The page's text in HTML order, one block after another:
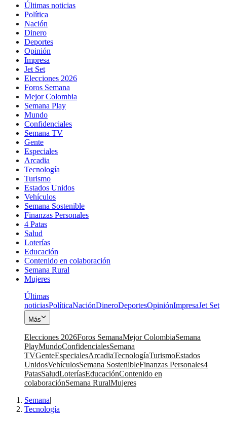
Últimas noticias
Política
Nación
Dinero
Deportes
Opinión
Impresa
Jet Set
Elecciones 2026
Foros Semana
Mejor Colombia
Semana Play
Mundo
Confidenciales
Semana TV
Gente
Especiales
Arcadia
Tecnología
Turismo
Estados Unidos
Vehículos
Semana Sostenible
Finanzas Personales
4 Patas
Salud
Loterías
Educación
Contenido en colaboración
Semana Rural
Mujeres
Últimas
noticiasPolíticaNaciónDineroDeportesOpiniónImpresaJet Set
Más
Elecciones 2026Foros SemanaMejor ColombiaSemana
PlayMundoConfidencialesSemana
TVGenteEspecialesArcadiaTecnologíaTurismoEstados
UnidosVehículosSemana SostenibleFinanzas Personales4
PatasSaludLoteríasEducaciónContenido en
colaboraciónSemana RuralMujeres
Semana|
Tecnología